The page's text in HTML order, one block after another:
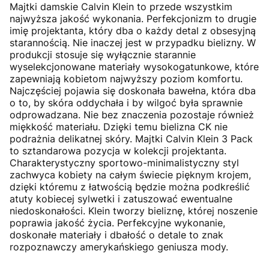
Majtki damskie Calvin Klein to przede wszystkim
najwyższa jakość wykonania. Perfekcjonizm to drugie
imię projektanta, który dba o każdy detal z obsesyjną
starannością. Nie inaczej jest w przypadku bielizny. W
produkcji stosuje się wyłącznie starannie
wyselekcjonowane materiały wysokogatunkowe, które
zapewniają kobietom najwyższy poziom komfortu.
Najczęściej pojawia się doskonała bawełna, która dba
o to, by skóra oddychała i by wilgoć była sprawnie
odprowadzana. Nie bez znaczenia pozostaje również
miękkość materiału. Dzięki temu bielizna CK nie
podrażnia delikatnej skóry. Majtki Calvin Klein 3 Pack
to sztandarowa pozycja w kolekcji projektanta.
Charakterystyczny sportowo-minimalistyczny styl
zachwyca kobiety na całym świecie pięknym krojem,
dzięki któremu z łatwością będzie można podkreślić
atuty kobiecej sylwetki i zatuszować ewentualne
niedoskonałości. Klein tworzy bieliznę, której noszenie
poprawia jakość życia. Perfekcyjne wykonanie,
doskonałe materiały i dbałość o detale to znak
rozpoznawczy amerykańskiego geniusza mody.